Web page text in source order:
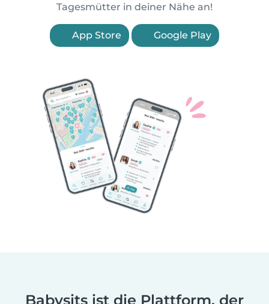
Tagesmütter in deiner Nähe an!
App Store Google Play
Babysits ist die Plattform, der